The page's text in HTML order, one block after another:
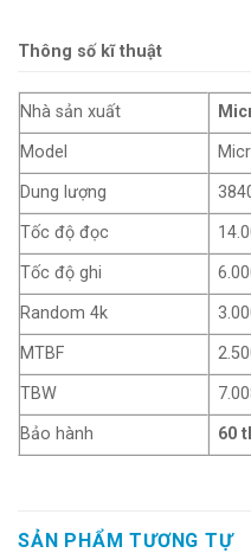
Thông số kĩ thuật
Nhà sản xuất
Model
Dung lượng
Tốc độ đọc
Tốc độ ghi
Random 4k
MTBF
TBW
Bảo hành
60
SẢN PHẨM TƯƠNG TỰ